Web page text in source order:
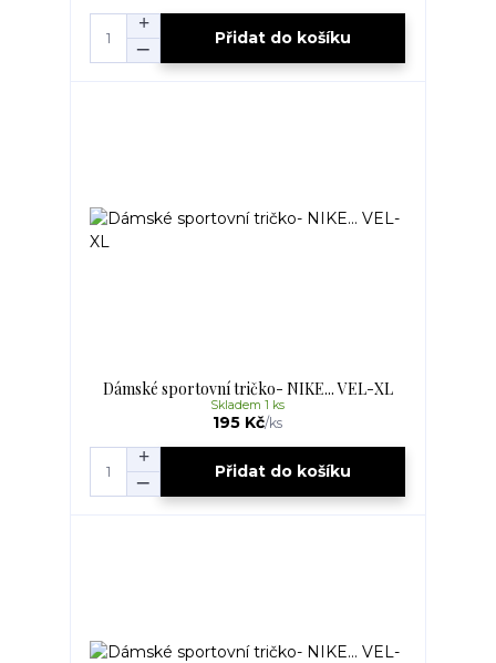
Přidat do košíku
Dámské sportovní tričko- NIKE... VEL-XL
195 Kč/ks
Skladem 1 ks
Přidat do košíku